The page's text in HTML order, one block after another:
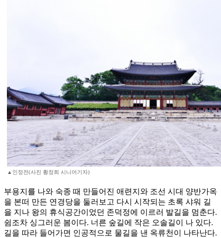
▲인정전(사진 황정희 시니어기자)
부용지를 나와 숙종 때 만들어진 애련지와 조선 시대 양반가옥
을 본떠 만든 연경당을 둘러보고 다시 시작되는 초록 샤워 길
을 지나 왕의 휴식공간이었던 존덕정에 이르러 발길을 멈춘다.
쉼조차 싱그러운 봄이다. 너른 숲길에 작은 오솔길이 나 있다.
길을 따라 들어가면 인공적으로 물길을 낸 옥류천이 나타난다.